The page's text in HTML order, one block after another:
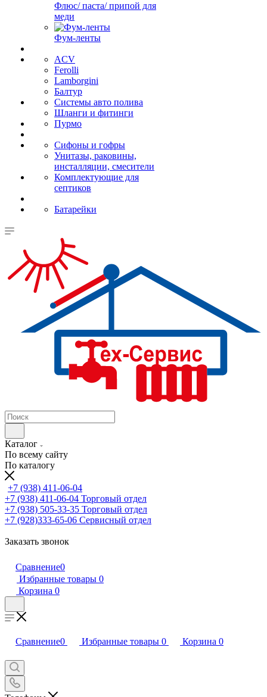
Флюс/ паста/ припой для
меди
Фум-ленты
ACV
Ferolli
Lamborgini
Балтур
Системы авто полива
Шланги и фитинги
Пурмо
Сифоны и гофры
Унитазы, раковины,
инсталляции, смесители
Комплектующие для
септиков
Батарейки
Каталог
По всему сайту
По каталогу
+7 (938) 411-06-04
+7 (938) 411-06-04 Торговый отдел
+7 (938) 505-33-35 Торговый отдел
+7 (928)333-65-06 Сервисный отдел
Заказать звонок
Сравнение0
Избранные товары 0
Корзина 0
Сравнение0 Избранные товары 0 Корзина 0